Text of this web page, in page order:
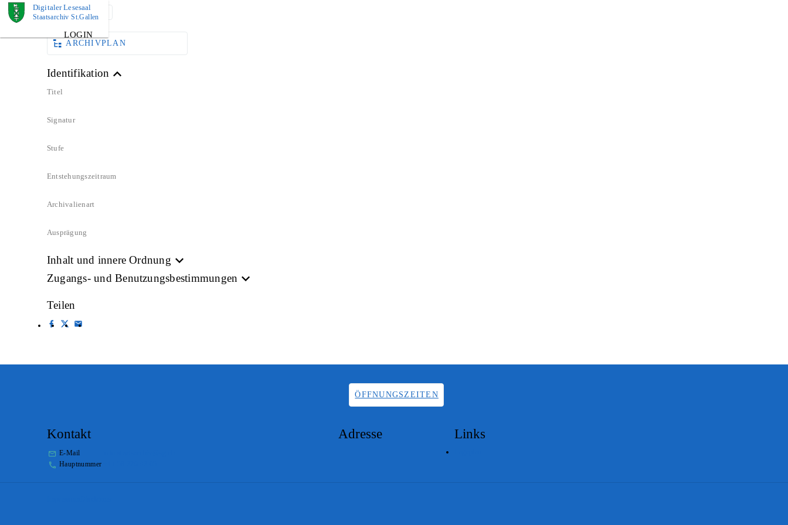
Digitaler Lesesaal
Staatsarchiv St.Gallen
LOGIN
DOKUMENT
ARCHIVPLAN
Identifikation
Titel
Signatur
Stufe
Entstehungszeitraum
Archivalienart
Ausprägung
Inhalt und innere Ordnung
Zugangs- und Benutzungsbestimmungen
Teilen
ÖFFNUNGSZEITEN
Kontakt
E-Mail
Hauptnummer
Adresse Links